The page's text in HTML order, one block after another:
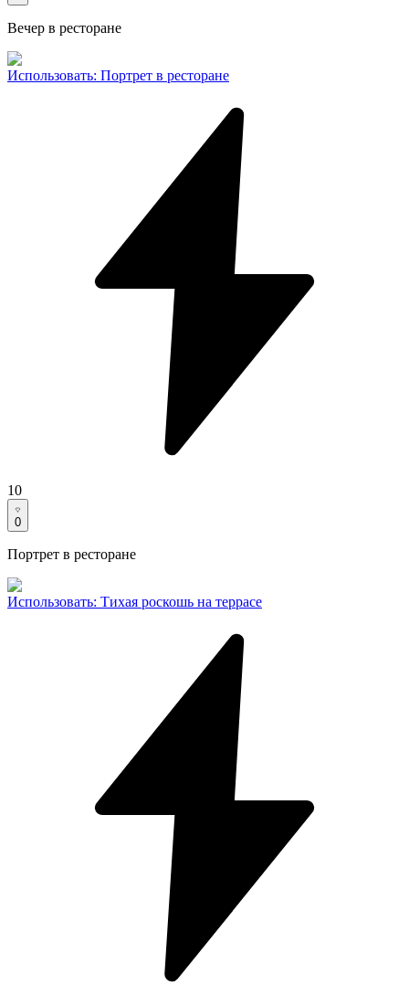
Вечер в ресторане
Использовать: Портрет в ресторане
10
0
Портрет в ресторане
Использовать: Тихая роскошь на террасе